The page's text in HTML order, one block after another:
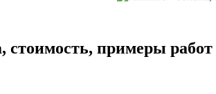
стоимость, примеры работ